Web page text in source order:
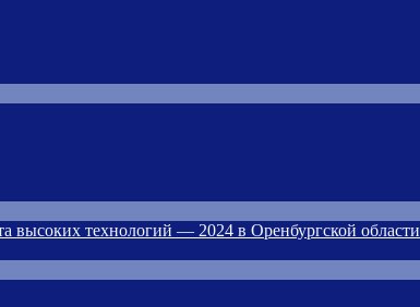
высоких технологий — 2024 в Оренбургской области